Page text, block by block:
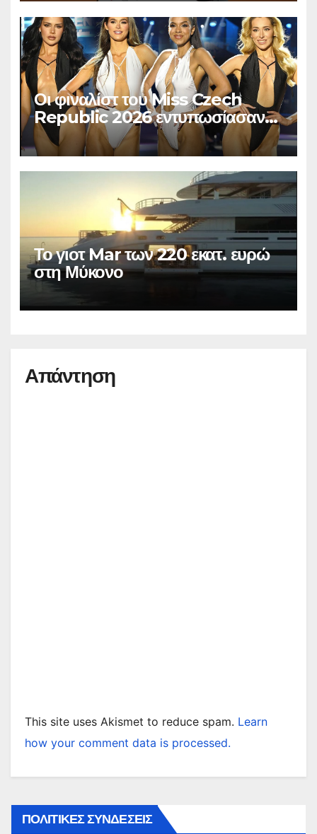
Οι φιναλίστ του Miss Czech
Republic 2026 εντυπωσίασαν
στο Χ
Το γιοτ Mar των 220 εκατ. ευρώ
στη Μύκονο
Απάντηση
This site uses Akismet to reduce spam. Learn
how your comment data is processed.
ΠΟΛΙΤΙΚΕΣ ΣΥΝΔΕΣΕΙΣ